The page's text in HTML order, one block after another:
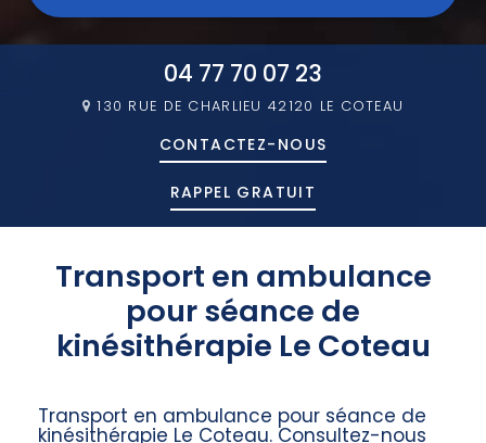
04 77 70 07 23
130 RUE DE CHARLIEU 42120 LE COTEAU
CONTACTEZ- NOUS
RAPPEL GRATUIT
Transport en ambulance
pour séance de
kinésithérapie Le Coteau
Transport en ambulance pour séance de
kinésithérapie Le Coteau. Consultez-nous